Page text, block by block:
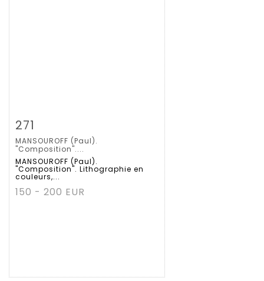
Fiche détaillée
271
MANSOUROFF (Paul).
"Composition"....
MANSOUROFF (Paul).
"Composition". Lithographie en
couleurs,...
150 - 200 EUR